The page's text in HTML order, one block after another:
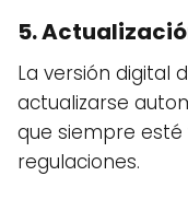
5.
La versión digital
actualizarse
que siempre
regulaciones.